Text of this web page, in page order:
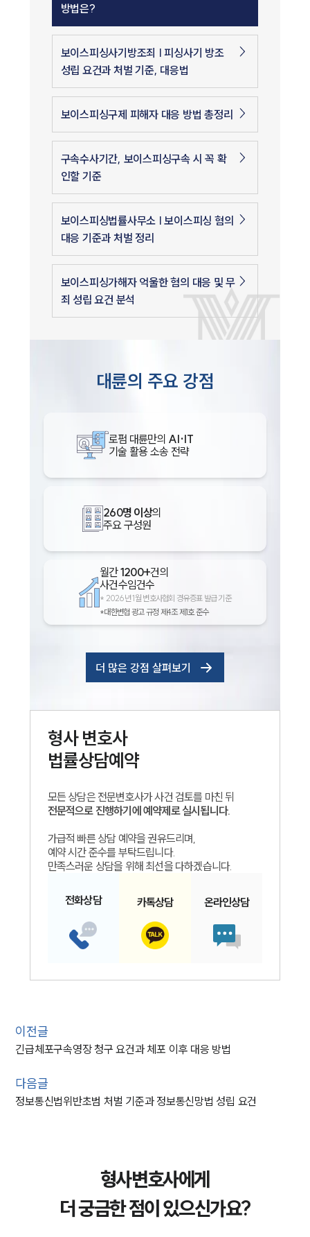
방법은?
보이스피싱사기방조죄 | 피싱사기 방조
성립 요건과 처벌 기준, 대응법
보이스피싱구제 피해자 대응 방법 총정리
구속수사기간, 보이스피싱구속 시 꼭 확
인할 기준
보이스피싱법률사무소 | 보이스피싱 혐의
대응 기준과 처벌 정리
보이스피싱가해자 억울한 혐의 대응 및 무
죄 성립 요건 분석
대륜의 주요 강점
로펌 대륜만의 AI·IT
기술 활용 소송 전략
260명 이상의
주요 구성원
월간1200+건의
사건수임건수
* 2026년 1월 변호사협회 경유증표 발급 기준
*대한변협 광고 규정 제4조 제1호 준수
더 많은 강점 살펴보기
형사변호사
법률상담예약
모든 상담은 전문변호사가 사건 검토를 마친 뒤
전문적으로 진행하기에 예약제로 실시됩니다.
가급적 빠른 상담 예약을 권유드리며,
예약 시간 준수를 부탁드립니다.
만족스러운 상담을 위해 최선을 다하겠습니다.
전화상담 카톡상담 온라인상담
이전글
긴급체포구속영장 청구 요건과 체포 이후 대응 방법
다음글
정보통신법위반초범 처벌 기준과 정보통신망법 성립 요건
형사변호사에게
더 궁금한 점이 있으신가요?